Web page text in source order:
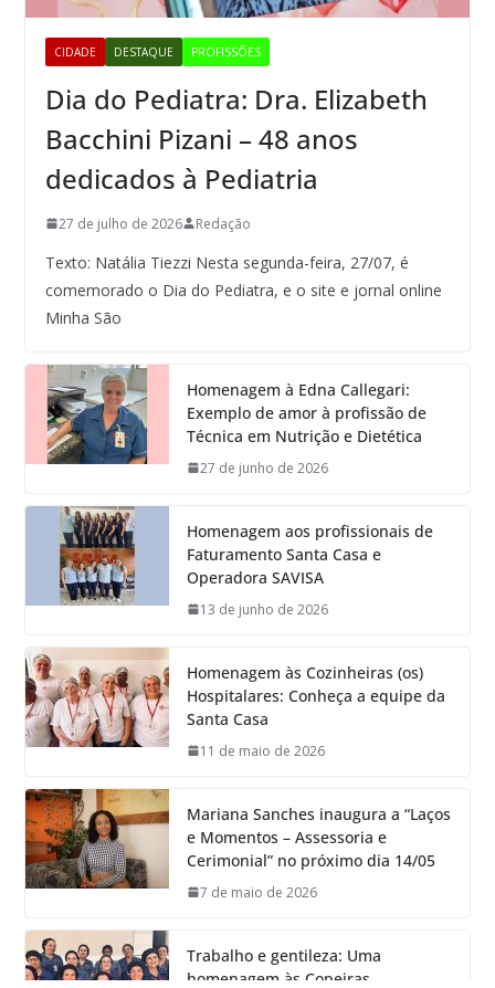
CIDADE DESTAQUE PROFISSÕES
Dia do Pediatra: Dra. Elizabeth
Bacchini Pizani – 48 anos
dedicados à Pediatria
27 de julho de 2026 Redação
Texto: Natália Tiezzi Nesta segunda-feira, 27/07, é
comemorado o Dia do Pediatra, e o site e jornal online
Minha São
Homenagem à Edna Callegari:
Exemplo de amor à profissão de
Técnica em Nutrição e Dietética
27 de junho de 2026
Homenagem aos profissionais de
Faturamento Santa Casa e
Operadora SAVISA
13 de junho de 2026
Homenagem às Cozinheiras (os)
Hospitalares: Conheça a equipe da
Santa Casa
11 de maio de 2026
Mariana Sanches inaugura a “Laços
e Momentos – Assessoria e
Cerimonial” no próximo dia 14/05
7 de maio de 2026
Trabalho e gentileza: Uma
homenagem às Copeiras